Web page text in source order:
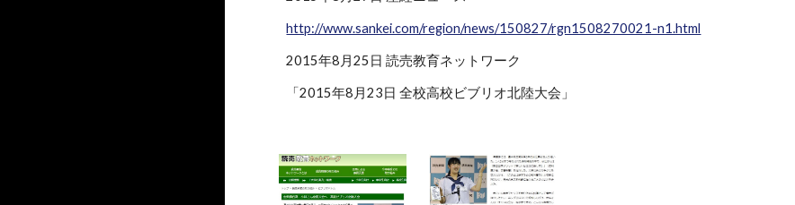
http://www.sankei.com/region/news/150827/rgn1508270021-n1.html
2015年8月25日 読売教育ネットワーク
「2015年8月23日 全校高校ビブリオ北陸大会」